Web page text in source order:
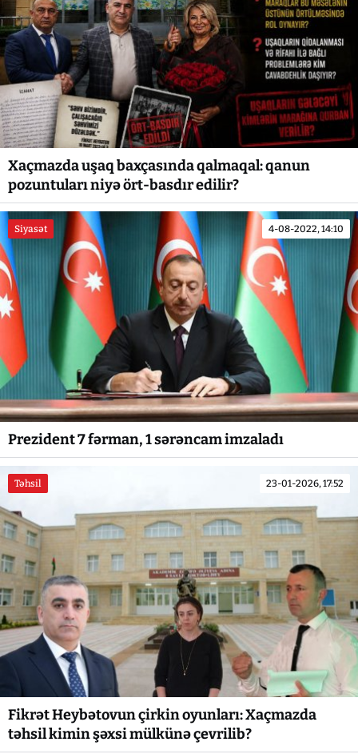
Xaçmazda uşaq baxçasında qalmaqal: qanun
pozuntuları niyə ört-basdır edilir?
Siyasət 4-08-2022, 14:10
Prezident 7 fərman, 1 sərəncam imzaladı
Təhsil 23-01-2026, 17:52
Fikrət Heybətovun çirkin oyunları: Xaçmazda
təhsil kimin şəxsi mülkünə çevrilib?